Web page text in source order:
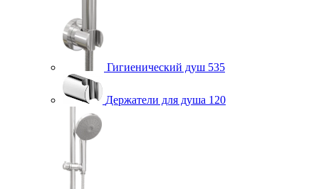
Гигиенический душ 535
Держатели для душа 120